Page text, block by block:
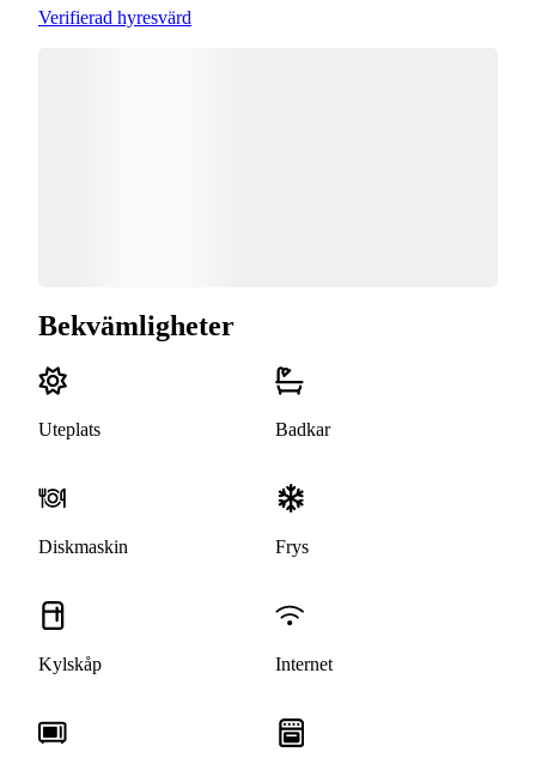
Verifierad hyresvärd
Bekvämligheter
Uteplats Badkar
Diskmaskin Frys
Kylskåp Internet